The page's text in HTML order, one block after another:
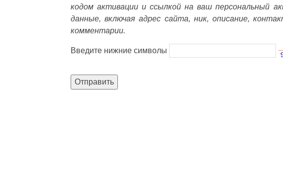
кодом активации и ссылкой на ваш персональный
данные, включая адрес сайта, ник, описание,
комментарии.
Введите нижние символы
Отправить